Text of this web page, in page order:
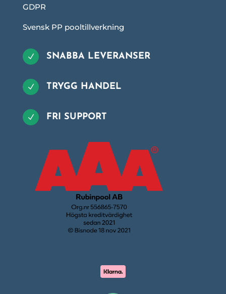
GDPR
Svensk PP pooltillverkning
N SNABBA LEVERANSER
N TRYGG HANDEL
N FRI SUPPORT